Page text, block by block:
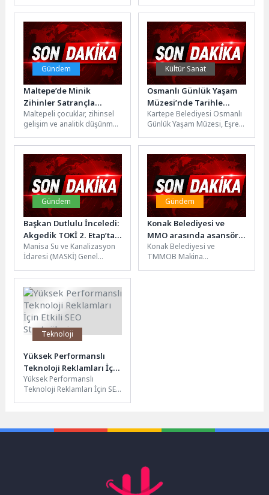
Merkezi, yaz tatilini bilim ve
teknolojiyle
değerlendirmek...
İstatistik Kurumu ile
Ticaret...
Gündem
Maltepe’de Minik
Zihinler Satrançla
Güçleniyor
Maltepeli çocuklar, zihinsel
gelişim ve analitik düşünme
sunan satranç kursunu
başarıyla tamamladı....
Kültür Sanat
Osmanlı Günlük Yaşam
Müzesi’nde Tarihle
Buluşan Minikler
Kartepe Belediyesi Osmanlı
Günlük Yaşam Müzesi, Eşref
ağırladı. Düzenlenen gezi
programında öğrenciler,...
Gündem
Başkan Dutlulu İnceledi:
Akgedik TOKİ 2. Etap’ta
Altyapı Hamlesi
Manisa Su ve Kanalizasyon
İdaresi (MASKİ) Genel
ilçesine bağlı Akgedik
Mahallesi TOKİ 2....
Gündem
Konak Belediyesi ve
MMO arasında asansör
güvenliği için önemli
protokol
Konak Belediyesi ve
TMMOB Makina
Teknoloji
Yüksek Performanslı
Teknoloji Reklamları İçin
Etkili SEO Stratejileri
Yüksek Performanslı
Teknoloji Reklamları İçin SEO